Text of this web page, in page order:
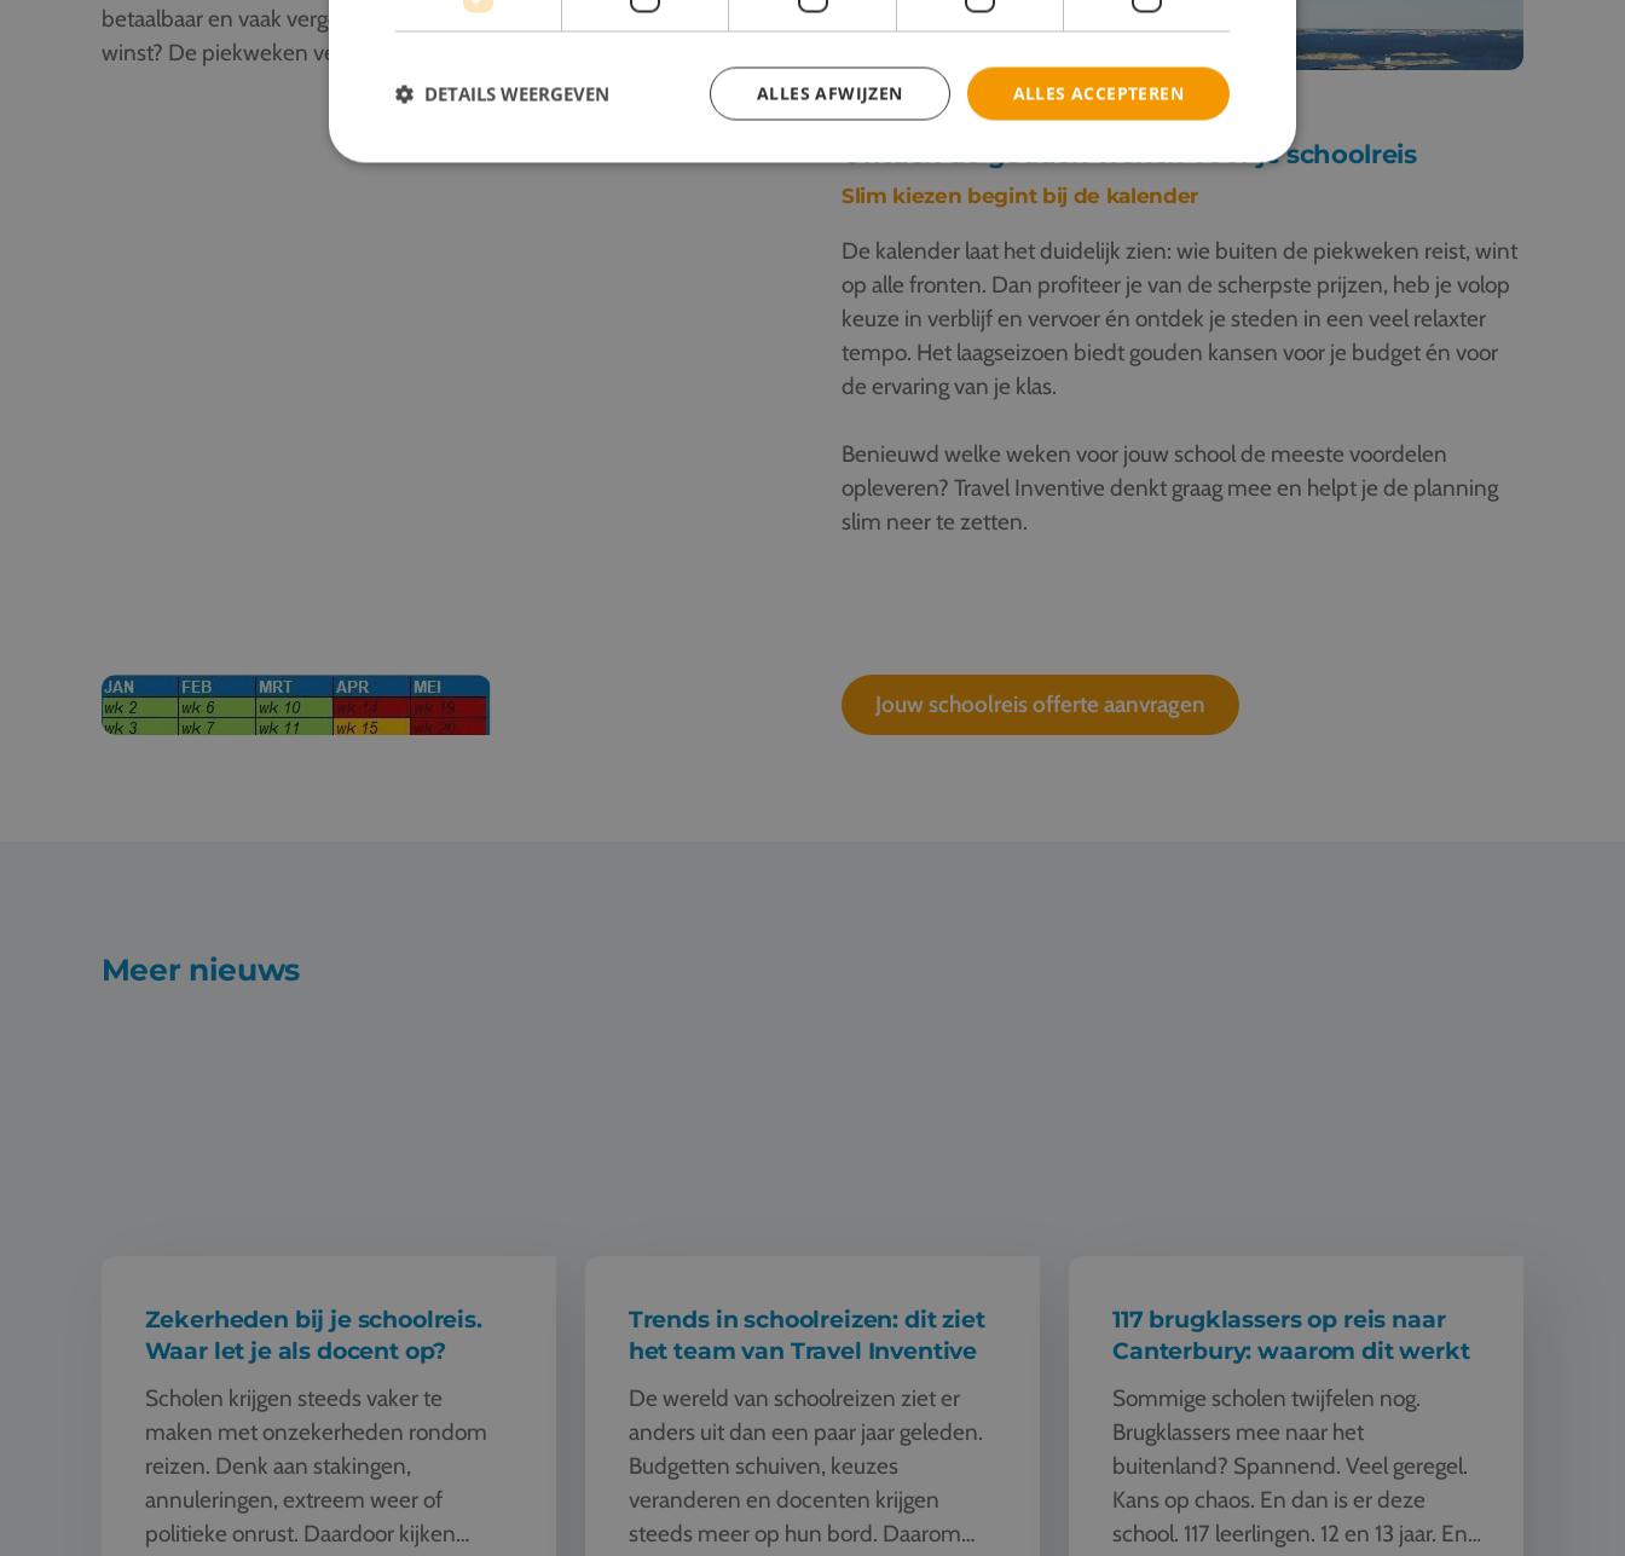
betaalbaar en vaak vergeten alternatief zonder wachtrijen. De échte
winst? De piekweken vermijden.
Ontdek de gouden weken voor je schoolreis
Slim kiezen begint bij de kalender
De kalender laat het duidelijk zien: wie buiten de piekweken reist, wint
op alle fronten. Dan profiteer je van de scherpste prijzen, heb je volop
keuze in verblijf en vervoer én ontdek je steden in een veel relaxter
tempo. Het laagseizoen biedt gouden kansen voor je budget én voor
de ervaring van je klas.
Benieuwd welke weken voor jouw school de meeste voordelen
opleveren? Travel Inventive denkt graag mee en helpt je de planning
slim neer te zetten.
Jouw schoolreis offerte aanvragen
Meer nieuws
Zekerheden bij je schoolreis.
Waar let je als docent op?
Scholen krijgen steeds vaker te
maken met onzekerheden rondom
reizen. Denk aan stakingen,
annuleringen, extreem weer of
politieke onrust. Daardoor kijken
Trends in schoolreizen: dit ziet
het team van Travel Inventive
De wereld van schoolreizen ziet er
anders uit dan een paar jaar geleden.
Budgetten schuiven, keuzes
veranderen en docenten krijgen
steeds meer op hun bord. Daarom
117 brugklassers op reis naar
Canterbury: waarom dit werkt
Sommige scholen twijfelen nog.
Brugklassers mee naar het
buitenland? Spannend. Veel geregel.
Kans op chaos. En dan is er deze
school. 117 leerlingen. 12 en 13 jaar. En
ALLES ACCEPTEREN
ALLES AFWIJZEN
DETAILS WEERGEVEN